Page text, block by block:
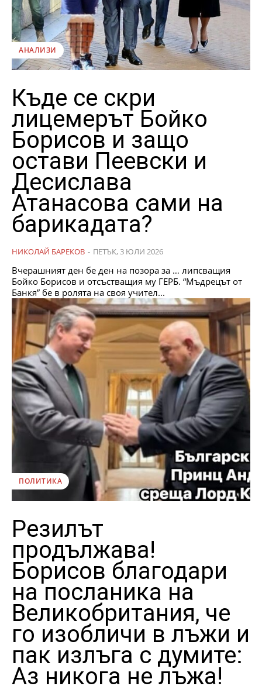
АНАЛИЗИ
Къде се скри
лицемерът Бойко
Борисов и защо
остави Пеевски и
Десислава
Атанасова сами на
барикадата?
НИКОЛАЙ БАРЕКОВ - ПЕТЪК, 3 ЮЛИ 2026
Вчерашният ден бе ден на позора за … липсващия
Бойко Борисов и отсъстващия му ГЕРБ. “Мъдрецът от
Банкя” бе в ролята на своя учител...
ПОЛИТИКА
Резилът
продължава!
Борисов благодари
на посланика на
Великобритания, че
го изобличи в лъжи и
пак излъга с думите:
Аз никога не лъжа!